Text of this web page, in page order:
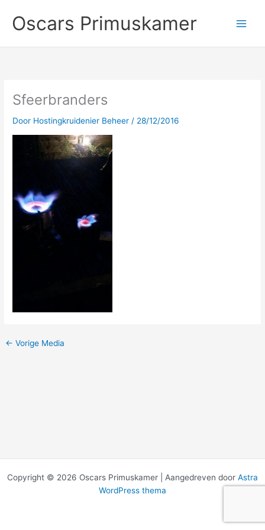
naar
inhoud
Oscars Primuskamer
Sfeerbranders
Door Hostingkruidenier Beheer / 28/12/2016
← Vorige Media
Copyright © 2026 Oscars Primuskamer | Aangedreven door Astra
WordPress thema